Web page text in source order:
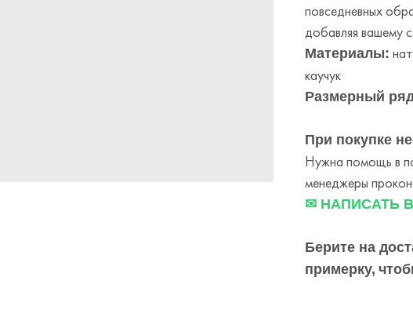
повседневных
добавляя вашему
Материалы:
каучук
Размерный
При покупке
Нужна помощь в
менеджеры
✉ НАПИСАТЬ
Берите на
примерку,